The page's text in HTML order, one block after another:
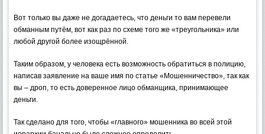
Вот только вы даже не догадаетесь, что деньги то вам перевели
обманным путём, вот как раз по схеме того же «треугольника» или
любой другой более изощрённой.
Таким образом, у человека есть возможность обратиться в полицию,
написав заявление на ваше имя по статье «Мошенничество», так как
вы – дроп, то есть доверенное лицо обманщика, принимающее
деньги.
Так сделано для того, чтобы «главного» мошенника во всей этой